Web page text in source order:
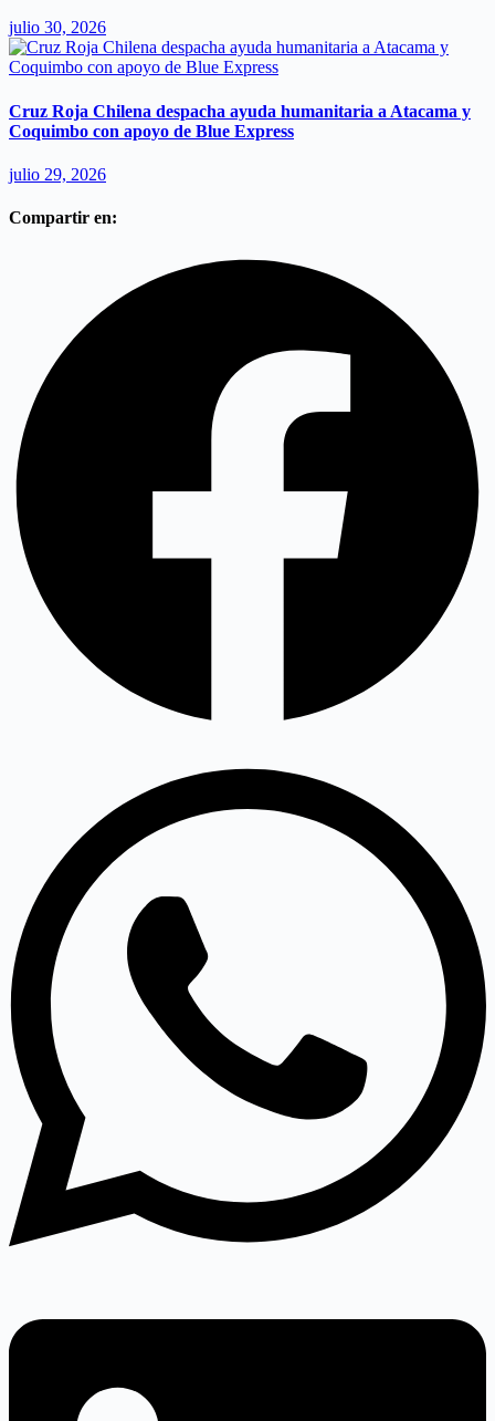
julio 30, 2026
Cruz Roja Chilena despacha ayuda humanitaria a Atacama y
Coquimbo con apoyo de Blue Express
julio 29, 2026
Compartir en: